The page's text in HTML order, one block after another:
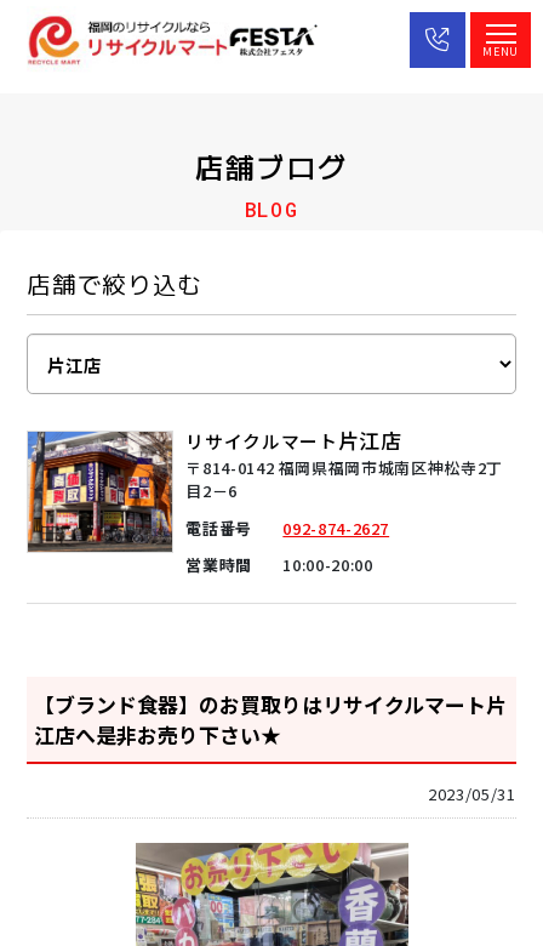
店舗ブログ
BLOG
店舗で絞り込む
リサイクルマート片江店
〒814-0142 福岡県福岡市城南区神松寺2丁
目2－6
電話番号
092-874-2627
営業時間
10:00-20:00
【ブランド食器】のお買取りはリサイクルマート片
江店へ是非お売り下さい★
2023/05/31
MENU